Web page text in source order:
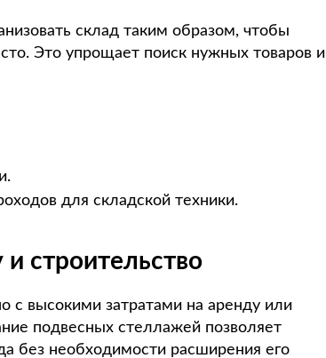
склад таким образом, чтобы
Это упрощает поиск нужных товаров и
для складской техники.
строительство
с высокими затратами на аренду или
подвесных стеллажей позволяет
без необходимости расширения его